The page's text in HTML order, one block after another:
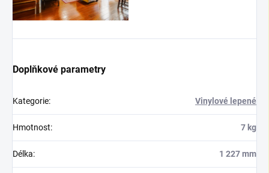
Doplňkové parametry
Kategorie: Vinylové lepené
Hmotnost: 7 kg
Délka: 1 227 mm